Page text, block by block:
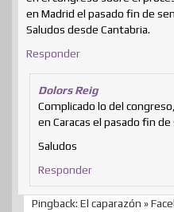
en Madrid el pasado fin de
Saludos desde Cantabria.
Responder
Dolors Reig
Complicado lo del
en Caracas el pasado fin de
Saludos
Responder
Pingback: El caparazón »